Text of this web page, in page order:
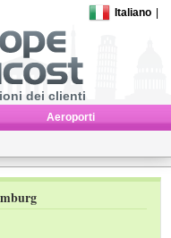
Italiano
dei clienti
Aeroporti